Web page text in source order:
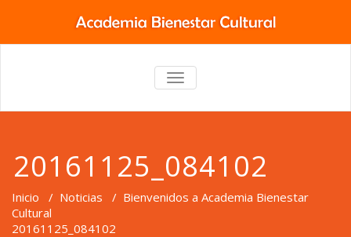
TOGGLE
NAVIGATION
20161125_084102
Inicio / Noticias / Bienvenidos a Academia Bienestar
Cultural
20161125_084102